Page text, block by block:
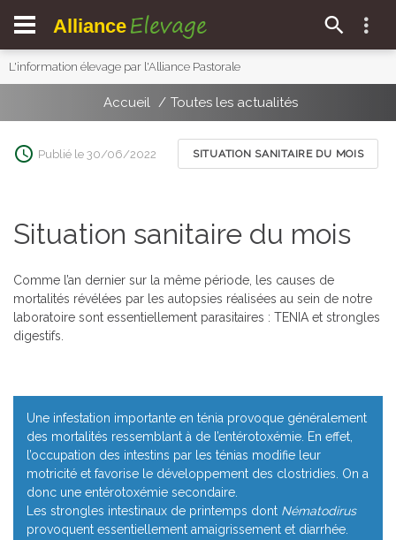
Alliance Elevage
L'information élevage par l'Alliance Pastorale
Accueil Toutes les actualités
Publié le 30/06/2022 SITUATION SANITAIRE DU MOIS
Situation sanitaire du mois
Comme l’an dernier sur la même période, les causes de
mortalités révélées par les autopsies réalisées au sein de notre
laboratoire sont essentiellement parasitaires : TENIA et strongles
digestifs.
Une infestation importante en ténia provoque généralement
des mortalités ressemblant à de l’entérotoxémie. En effet,
l’occupation des intestins par les ténias modifie leur
motricité et favorise le développement des clostridies. On a
donc une entérotoxémie secondaire.
Les strongles intestinaux de printemps dont Nématodirus
provoquent essentiellement amaigrissement et diarrhée.